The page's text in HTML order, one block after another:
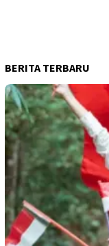
BERITA TERBARU